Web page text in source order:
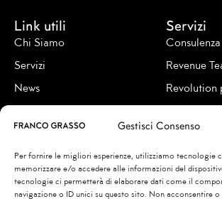
Gestisci Consenso
Per fornire le migliori esperienze, utilizziamo tecnologie
memorizzare e/o accedere alle informazioni del
tecnologie ci permetterà di elaborare dati come il
navigazione o ID unici su questo sito. Non acconsentire
Link utili
Chi Siamo
Servizi
News
Servizi
Consulenza
Revenue
Revolution